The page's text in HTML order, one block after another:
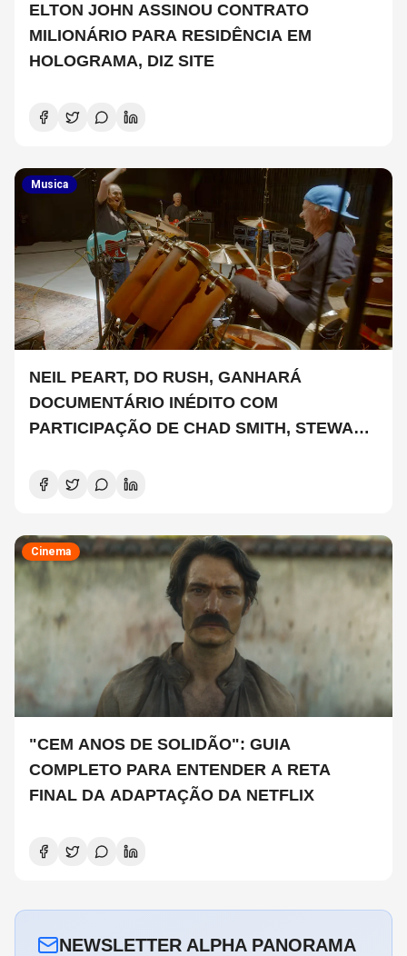
ELTON JOHN ASSINOU CONTRATO
MILIONÁRIO PARA RESIDÊNCIA EM
HOLOGRAMA, DIZ SITE
Musica
NEIL PEART, DO RUSH, GANHARÁ
DOCUMENTÁRIO INÉDITO COM
PARTICIPAÇÃO DE CHAD SMITH, STEWART
Cinema
"CEM ANOS DE SOLIDÃO": GUIA
COMPLETO PARA ENTENDER A RETA
FINAL DA ADAPTAÇÃO DA NETFLIX
NEWSLETTER ALPHA PANORAMA